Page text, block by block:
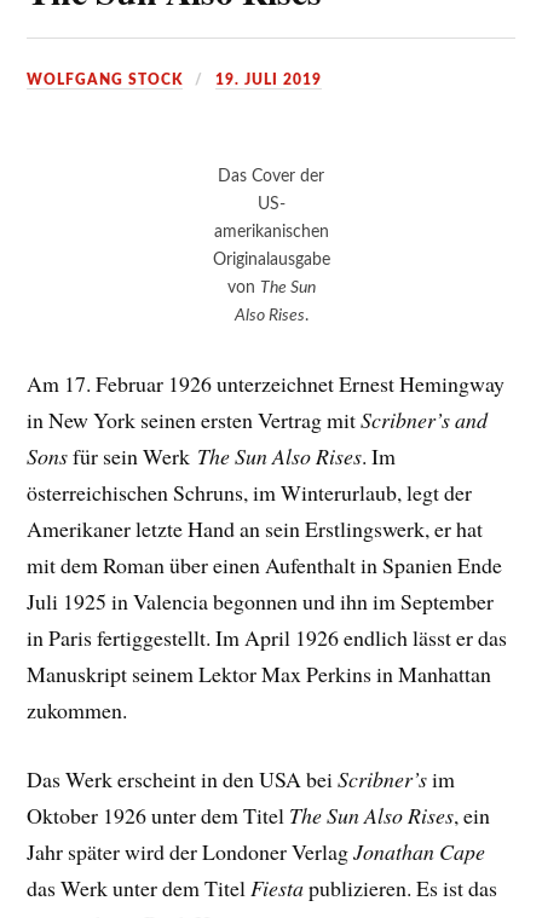
WOLFGANG STOCK 19. JULI 2019
Das Cover der
US-
amerikanischen
Originalausgabe
von The Sun
Also Rises.
Am 17. Februar 1926 unterzeichnet Ernest Hemingway
in New York seinen ersten Vertrag mitScribner’s and
Sonsfür sein Werk The Sun Also Rises. Im
österreichischen Schruns, im Winterurlaub, legt der
Amerikaner letzte Hand an sein Erstlingswerk, er hat
mit dem Roman über einen Aufenthalt in Spanien Ende
Juli 1925 in Valencia begonnen und ihn im September
in Paris fertiggestellt. Im April 1926 endlich lässt er das
Manuskript seinem Lektor Max Perkins in Manhattan
zukommen.
Das Werk erscheint in den USA beiScribner’sim
Oktober 1926 unter dem Titel The Sun Also Rises, ein
Jahr später wird der Londoner VerlagJonathan Cape
das Werk unter dem TitelFiestapublizieren. Es ist das